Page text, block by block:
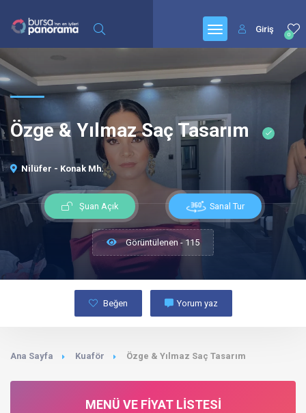
0
Giriş
Özge & Yılmaz Saç Tasarım
Nilüfer - Konak Mh.
Şuan Açık Sanal Tur
Görüntülenen - 115
Beğen Yorum yaz
Ana Sayfa Kuaför Özge & Yılmaz Saç Tasarım
MENÜ VE FIYAT LISTESI